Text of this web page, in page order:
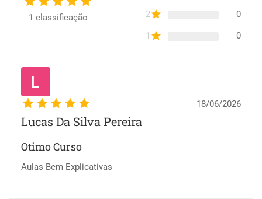
1 classificação 2 0
1 0
Lucas Da Silva Pereira
18/06/2026
Otimo Curso
Aulas Bem Explicativas